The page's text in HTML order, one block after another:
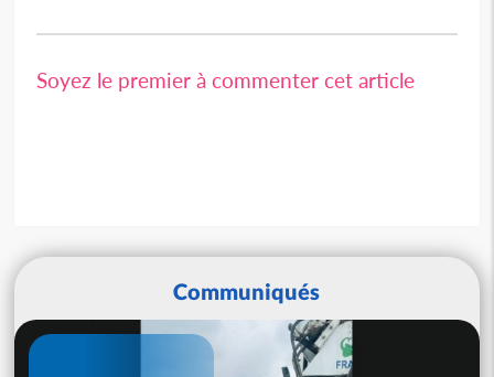
Soyez le premier à commenter cet article
Communiqués